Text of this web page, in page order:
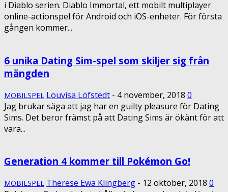
i Diablo serien. Diablo Immortal, ett mobilt multiplayer
online-actionspel för Android och iOS-enheter. För första
gången kommer...
6 unika Dating Sim-spel som skiljer sig från
mängden
MOBILSPEL Louvisa Löfstedt - 4 november, 2018 0
Jag brukar säga att jag har en guilty pleasure för Dating
Sims. Det beror främst på att Dating Sims är ökänt för att
vara...
Generation 4 kommer till Pokémon Go!
MOBILSPEL Therese Ewa Klingberg - 12 oktober, 2018 0